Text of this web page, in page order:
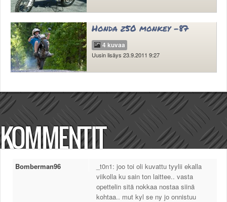
Honda z50 monkey -87
4 kuvaa
Uusin lisäys 23.9.2011 9:27
KOMMENTIT
Bomberman96
_t0n1: joo toi oli kuvattu tyylii ekalla
viikolla ku sain ton laittee.. vasta
opettelin sitä nokkaa nostaa siinä
kohtaa.. mut kyl se ny jo onnistuu